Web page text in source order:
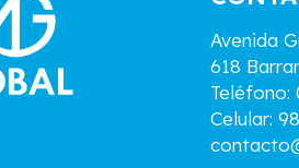
Avenida
618
Teléfono:
Celular: